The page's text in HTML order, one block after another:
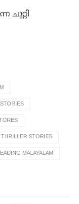
ചുറ്റി
THRILLER STORIES
MALAYALAM